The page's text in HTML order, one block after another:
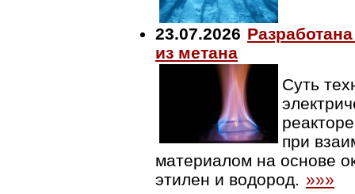
23.07.2026
из метана
Суть
при
материалом на основе
этилен и водород. »»»